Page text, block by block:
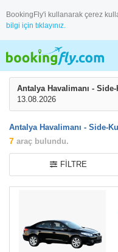
BookingFly'i kullanarak çerez
bilgi için tıklayınız.
Antalya Havalimanı -
13.08.2026
Antalya Havalimanı - Side-
7 araç bulundu.
FILTRE